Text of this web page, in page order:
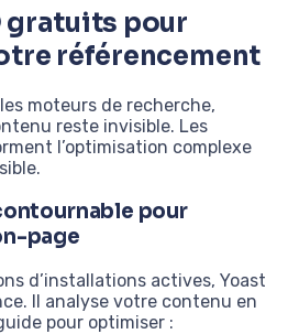
gratuits pour
référencement
moteurs de recherche,
reste invisible. Les
l’optimisation complexe
pour
page
d’installations actives, Yoast
Il analyse votre contenu en
pour optimiser :